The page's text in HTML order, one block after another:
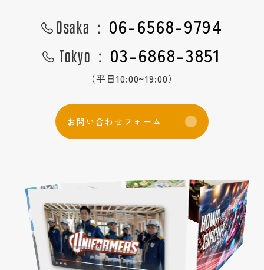
Osaka： 06-6568-9794
Tokyo： 03-6868-3851
（平日10:00~19:00）
お 問 い合わせ フ ォ ー ム